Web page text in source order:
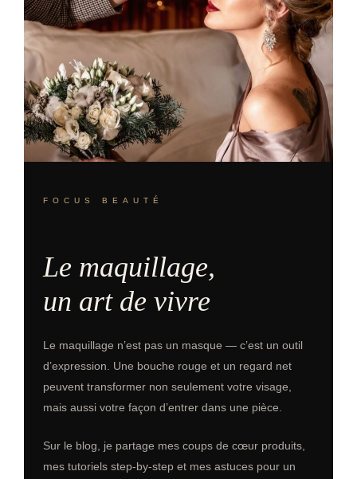
FOCUS BEAUTÉ
Le maquillage,
un art de vivre
Le maquillage n’est pas un masque — c’est un outil
d’expression. Une bouche rouge et un regard net
peuvent transformer non seulement votre visage,
mais aussi votre façon d’entrer dans une pièce.
Sur le blog, je partage mes coups de cœur produits,
mes tutoriels step-by-step et mes astuces pour un